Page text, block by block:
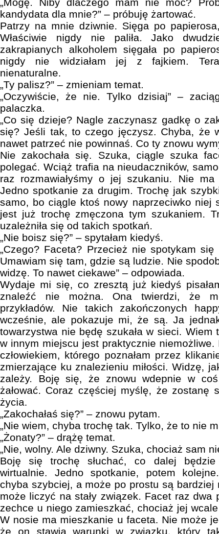
kandydata dla mnie?” – próbuję żartować.
Patrzy na mnie dziwnie. Sięga po
Właściwie nigdy nie paliła. Jako
zakrapianych alkoholem sięgała po
nigdy nie widziałam jej z fajkiem.
nienaturalne.
„Ty palisz?” – zmieniam temat.
„Oczywiście, że nie. Tylko dzisiaj” –
palaczka.
„Co się dzieje? Nagle zaczynasz gadkę o
się? Jeśli tak, to czego jęczysz. Chyba, że
nawet patrzeć nie powinnaś. Co ty znowu
Nie zakochała się. Szuka, ciągle szuka
polegać. Wciąż trafia na nieudaczników,
raz rozmawiałyśmy o jej szukaniu. Nie
Jedno spotkanie za drugim. Trochę jak
samo, bo ciągle ktoś nowy naprzeciwko niej
jest już trochę zmęczona tym szukaniem.
uzależniła się od takich spotkań.
„Nie boisz się?” – spytałam kiedyś.
„Czego? Faceta? Przecież nie spotykam
Umawiam się tam, gdzie są ludzie. Nie
widzę. To nawet ciekawe” – odpowiada.
Wydaje mi się, co zresztą już kiedyś
znaleźć nie można. Ona twierdzi, że
przykładów. Nie takich zakończonych
wcześnie, ale pokazuje mi, że są. Ja
towarzystwa nie będę szukała w sieci.
w innym miejscu jest praktycznie
człowiekiem, którego poznałam przez
zmierzające ku znalezieniu miłości. Widzę,
zależy. Boję się, że znowu wdepnie w
żałować. Coraz częściej myślę, że zostanę
życia.
„Zakochałaś się?” – znowu pytam.
„Nie wiem, chyba trochę tak. Tylko, że to nie
„Żonaty?” – drążę temat.
„Nie, wolny. Ale dziwny. Szuka, chociaż sam
Boję się trochę słuchać, co dalej będzie
wirtualnie. Jedno spotkanie, potem
chyba szybciej, a może po prostu są bardziej
może liczyć na stały związek. Facet raz dwa
zechce u niego zamieszkać, chociaż jej wcale
W nosie ma mieszkanie u faceta. Nie może
że on stawia warunki w związku, który